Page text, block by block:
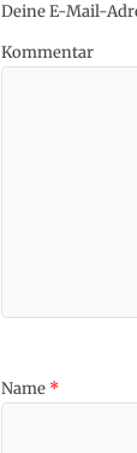
Deine E-Mail-
Kommentar
Name *